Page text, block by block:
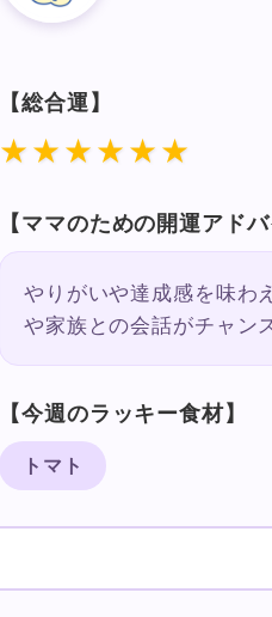
【総合運】
★★★★★★
【ママのための開運アド
やりがいや達成感を味わ
や家族との会話がチャン
【今週のラッキー食材】
トマト